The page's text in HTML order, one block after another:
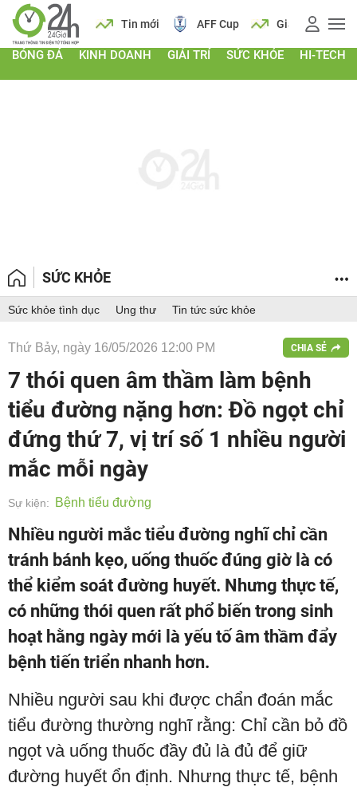
Lịch Tin mới AFF Cup Giá vàng
BÓNG ĐÁ KINH DOANH GIẢI TRÍ SỨC KHỎE HI-TECH
SỨC KHỎE
Sức khỏe tình dục Ung thư Tin tức sức khỏe
Thứ Bảy, ngày 16/05/2026 12:00 PM CHIA SẺ
7 thói quen âm thầm làm bệnh
tiểu đường nặng hơn: Đồ ngọt chỉ
đứng thứ 7, vị trí số 1 nhiều người
mắc mỗi ngày
Sự kiện: Bệnh tiểu đường
Nhiều người mắc tiểu đường nghĩ chỉ cần
tránh bánh kẹo, uống thuốc đúng giờ là có
thể kiểm soát đường huyết. Nhưng thực tế,
có những thói quen rất phổ biến trong sinh
hoạt hằng ngày mới là yếu tố âm thầm đẩy
bệnh tiến triển nhanh hơn.
Nhiều người sau khi được chẩn đoán mắc
tiểu đường thường nghĩ rằng: Chỉ cần bỏ đồ
ngọt và uống thuốc đầy đủ là đủ để giữ
đường huyết ổn định. Nhưng thực tế, bệnh